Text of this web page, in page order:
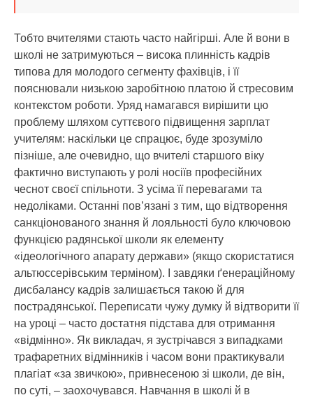
Тобто вчителями стають часто найгірші. Але й вони в
школі не затримуються – висока плинність кадрів
типова для молодого сегменту фахівців, і її
пояснювали низькою заробітною платою й стресовим
контекстом роботи. Уряд намагався вирішити цю
проблему шляхом суттєвого підвищення зарплат
учителям: наскільки це спрацює, буде зрозуміло
пізніше, але очевидно, що вчителі старшого віку
фактично виступають у ролі носіїв професійних
чеснот своєї спільноти. З усіма її перевагами та
недоліками. Останні пов’язані з тим, що відтворення
санкціонованого знання й лояльності було ключовою
функцією радянської школи як елементу
«ідеологічного апарату держави» (якщо скористатися
альтюссерівським терміном). І завдяки ґенераційному
дисбалансу кадрів залишається такою й для
пострадянської. Переписати чужу думку й відтворити її
на уроці – часто достатня підстава для отримання
«відмінно». Як викладач, я зустрічався з випадками
трафаретних відмінників і часом вони практикували
плагіат «за звичкою», привнесеною зі школи, де він,
по суті, – заохочувався. Навчання в школі й в